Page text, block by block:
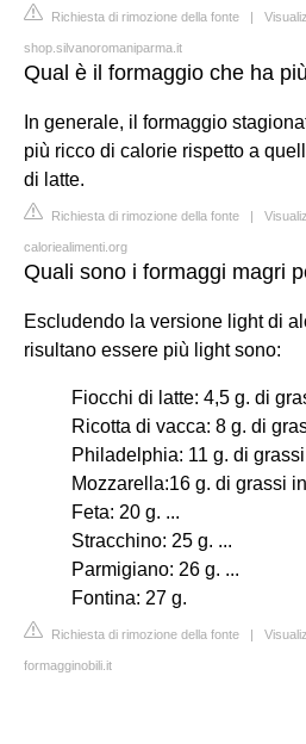
Richiesta di rimozione della fonte |
shop.silvanoromaniparma.it
Qual è il formaggio che ha
In generale, il formaggio
più ricco di calorie rispetto a
di latte.
Richiesta di rimozione della fonte |
caloriealimenti.org
Quali sono i formaggi magri
Escludendo la versione light di
risultano essere più light sono:
Fiocchi di latte: 4,5 g. di
Ricotta di vacca: 8 g. di
Philadelphia: 11 g. di
Mozzarella:16 g. di grassi
Feta: 20 g. ...
Stracchino: 25 g. ...
Parmigiano: 26 g. ...
Fontina: 27 g.
Richiesta di rimozione della fonte |
formagginobili.it